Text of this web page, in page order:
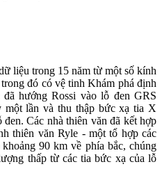
liệu trong 15 năm từ một số kính
đó có vệ tinh Khám phá định
hướng Rossi vào lỗ đen GRS
một lần và thu thập bức xạ tia X
Các nhà thiên văn đã kết hợp
thiên văn Ryle - một tổ hợp các
90 km về phía bắc, chúng
thấp từ các tia bức xạ của lỗ